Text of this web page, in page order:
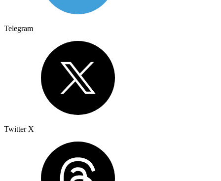
Telegram
Twitter X